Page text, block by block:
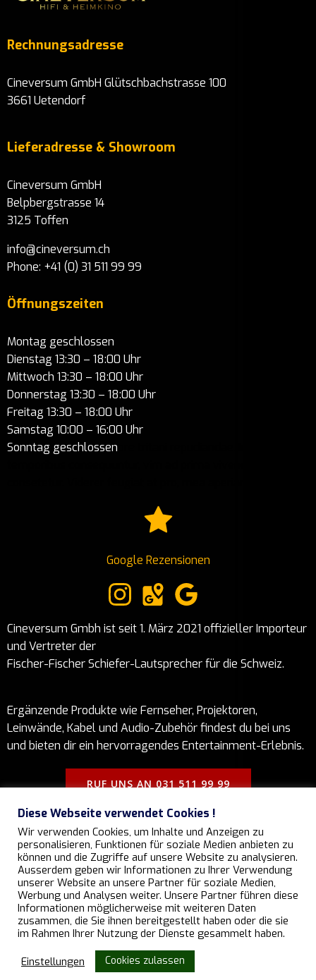
Cineversum Gmbh ist seit 1. März 2021 offizieller Importeur
und Vertreter der
Fischer-Fischer Schiefer-Lautsprecher für die Schweiz.
Ergänzende Produkte wie Fernseher, Projektoren,
Leinwände, Kabel und Audio-Zubehör findest du bei uns
und bieten dir ein hervorragendes Entertainment-Erlebnis.
RUF UNS AN 031 511 99 99
Rechnungsadresse
Cineversum GmbH Glütschbachstrasse 100
3661 Uetendorf
Lieferadresse & Showroom
Cineversum GmbH
Belpbergstrasse 14
3125 Toffen
info@cineversum.ch
Phone: +41 (0) 31 511 99 99
Öffnungszeiten
Montag geschlossen
Dienstag 13:30 – 18:00 Uhr
Mittwoch 13:30 – 18:00 Uhr
Donnerstag 13:30 – 18:00 Uhr
Freitag 13:30 – 18:00 Uhr
Samstag 10:00 – 16:00 Uhr
Sonntag geschlossen
Datenschutz
AGB's
Google Rezensionen
2025 All Rights Cineversum Gmbh |Website erstellt und
gestaltet von honza.ch
website honza.ch
Diese Webseite verwendet Cookies !
Wir verwenden Cookies, um Inhalte und Anzeigen zu
personalisieren, Funktionen für soziale Medien anbieten zu
können und die Zugriffe auf unsere Website zu analysieren.
Ausserdem geben wir Informationen zu Ihrer Verwendung
unserer Website an unsere Partner für soziale Medien,
Werbung und Analysen weiter. Unsere Partner führen diese
Informationen möglicherweise mit weiteren Daten
zusammen, die Sie ihnen bereitgestellt haben oder die sie
im Rahmen Ihrer Nutzung der Dienste gesammelt haben.
Einstellungen
Cookies zulassen